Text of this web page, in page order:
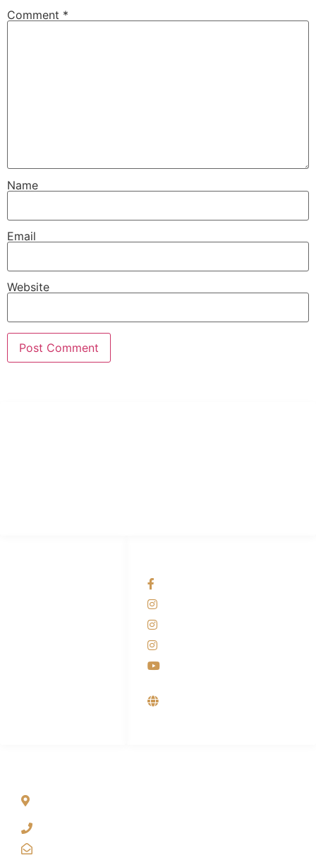
Comment *
Name
Email
Website